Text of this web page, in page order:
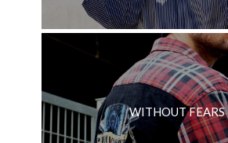
WITHOUT FEARS